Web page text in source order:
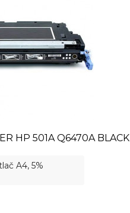
HP 501A Q6470A BLACK
A4, 5%